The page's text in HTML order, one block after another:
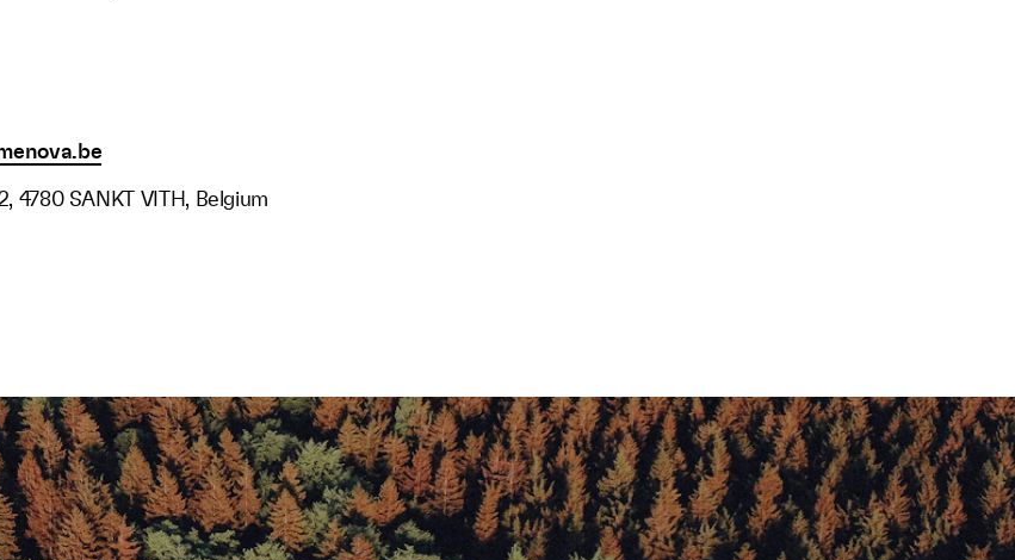
4780 SANKT VITH, Belgium